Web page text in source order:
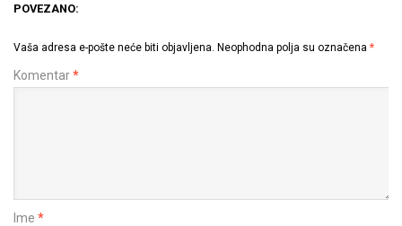
POVEZANO:
Vaša adresa e-pošte neće biti objavljena. Neophodna polja su označena *
Komentar*
Ime *